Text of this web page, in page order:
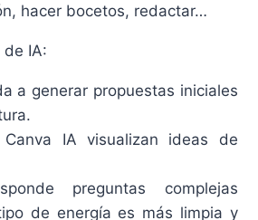
hacer bocetos, redactar…
de IA:
a generar propuestas iniciales
IA visualizan ideas de
preguntas complejas
de energía es más limpia y